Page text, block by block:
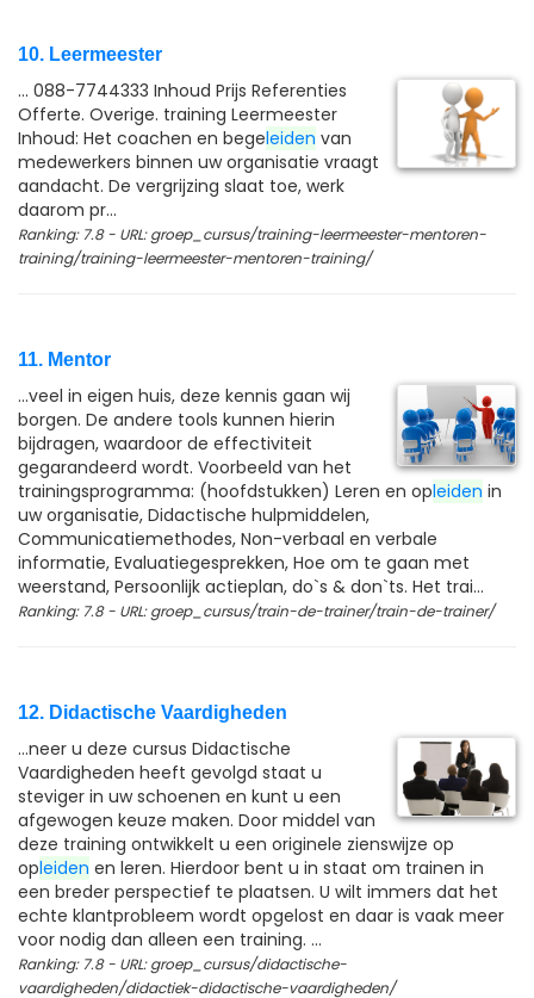
10. Leermeester
... 088-7744333 Inhoud Prijs Referenties
Offerte. Overige. training Leermeester
Inhoud: Het coachen en begeleiden van
medewerkers binnen uw organisatie vraagt
aandacht. De vergrijzing slaat toe, werk
daarom pr...
Ranking: 7.8 - URL: groep_cursus/training-leermeester-mentoren-
training/training-leermeester-mentoren-training/
11. Mentor
...veel in eigen huis, deze kennis gaan wij
borgen. De andere tools kunnen hierin
bijdragen, waardoor de effectiviteit
gegarandeerd wordt. Voorbeeld van het
trainingsprogramma: (hoofdstukken) Leren en opleiden in
uw organisatie, Didactische hulpmiddelen,
Communicatiemethodes, Non-verbaal en verbale
informatie, Evaluatiegesprekken, Hoe om te gaan met
weerstand, Persoonlijk actieplan, do`s & don`ts. Het trai...
Ranking: 7.8 - URL: groep_cursus/train-de-trainer/train-de-trainer/
12. Didactische Vaardigheden
...neer u deze cursus Didactische
Vaardigheden heeft gevolgd staat u
steviger in uw schoenen en kunt u een
afgewogen keuze maken. Door middel van
deze training ontwikkelt u een originele zienswijze op
opleiden en leren. Hierdoor bent u in staat om trainen in
een breder perspectief te plaatsen. U wilt immers dat het
echte klantprobleem wordt opgelost en daar is vaak meer
voor nodig dan alleen een training. ...
Ranking: 7.8 - URL: groep_cursus/didactische-
vaardigheden/didactiek-didactische-vaardigheden/